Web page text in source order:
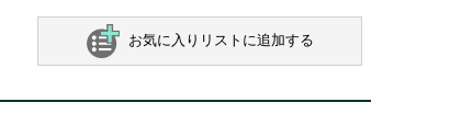
お気に入りリストに追加する